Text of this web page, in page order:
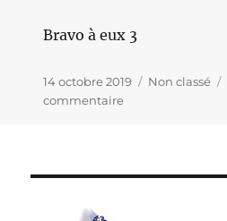
Bravo à eux 3
Publié
le
14 octobre 2019 Catégories
Non classé
commentairesur